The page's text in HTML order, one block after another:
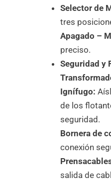
Selector de
tres
Apagado –
preciso.
Seguridad y
Ignífugo:
de los
seguridad.
Bornera de
conexión
salida de